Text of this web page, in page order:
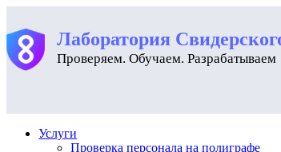
Лаборатория
Проверяем. Обучаем. Разрабатываем
Услуги
Проверка персонала на полиграфе